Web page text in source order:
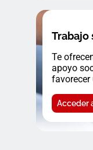
Trabajo
Te
apoyo
favorecer
Acceder